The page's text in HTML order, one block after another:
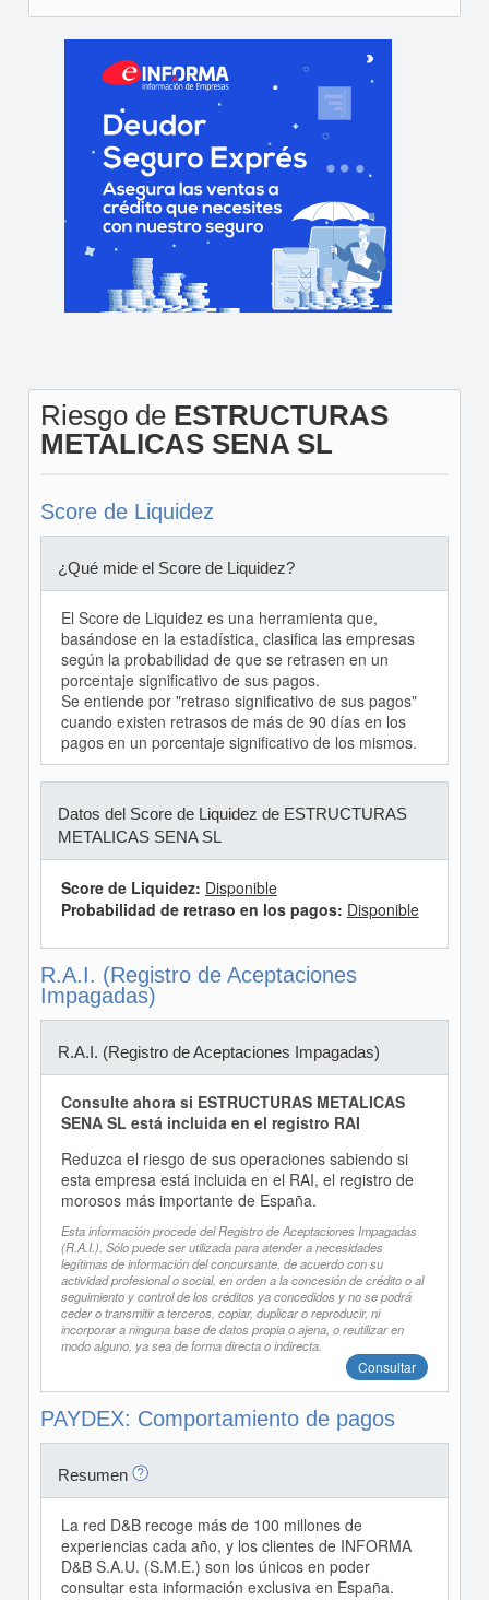
Riesgo de ESTRUCTURAS
METALICAS SENA SL
Score de Liquidez
¿Qué mide el Score de Liquidez?
El Score de Liquidez es una herramienta que,
basándose en la estadística, clasifica las empresas
según la probabilidad de que se retrasen en un
porcentaje significativo de sus pagos.
Se entiende por "retraso significativo de sus pagos"
cuando existen retrasos de más de 90 días en los
pagos en un porcentaje significativo de los mismos.
Datos del Score de Liquidez de ESTRUCTURAS
METALICAS SENA SL
Score de Liquidez: Disponible
Probabilidad de retraso en los pagos: Disponible
R.A.I. (Registro de Aceptaciones
Impagadas)
R.A.I. (Registro de Aceptaciones Impagadas)
Consulte ahora si ESTRUCTURAS METALICAS
SENA SL está incluida en el registro RAI
Reduzca el riesgo de sus operaciones sabiendo si
esta empresa está incluida en el RAI, el registro de
morosos más importante de España.
Esta información procede del Registro de Aceptaciones Impagadas
(R.A.I.). Sólo puede ser utilizada para atender a necesidades
legítimas de información del concursante, de acuerdo con su
actividad profesional o social, en orden a la concesión de crédito o al
seguimiento y control de los créditos ya concedidos y no se podrá
ceder o transmitir a terceros, copiar, duplicar o reproducir, ni
incorporar a ninguna base de datos propia o ajena, o reutilizar en
modo alguno, ya sea de forma directa o indirecta.
Consultar
PAYDEX: Comportamiento de pagos
Resumen
La red D&B recoge más de 100 millones de
experiencias cada año, y los clientes de INFORMA
D&B S.A.U. (S.M.E.) son los únicos en poder
consultar esta información exclusiva en España.